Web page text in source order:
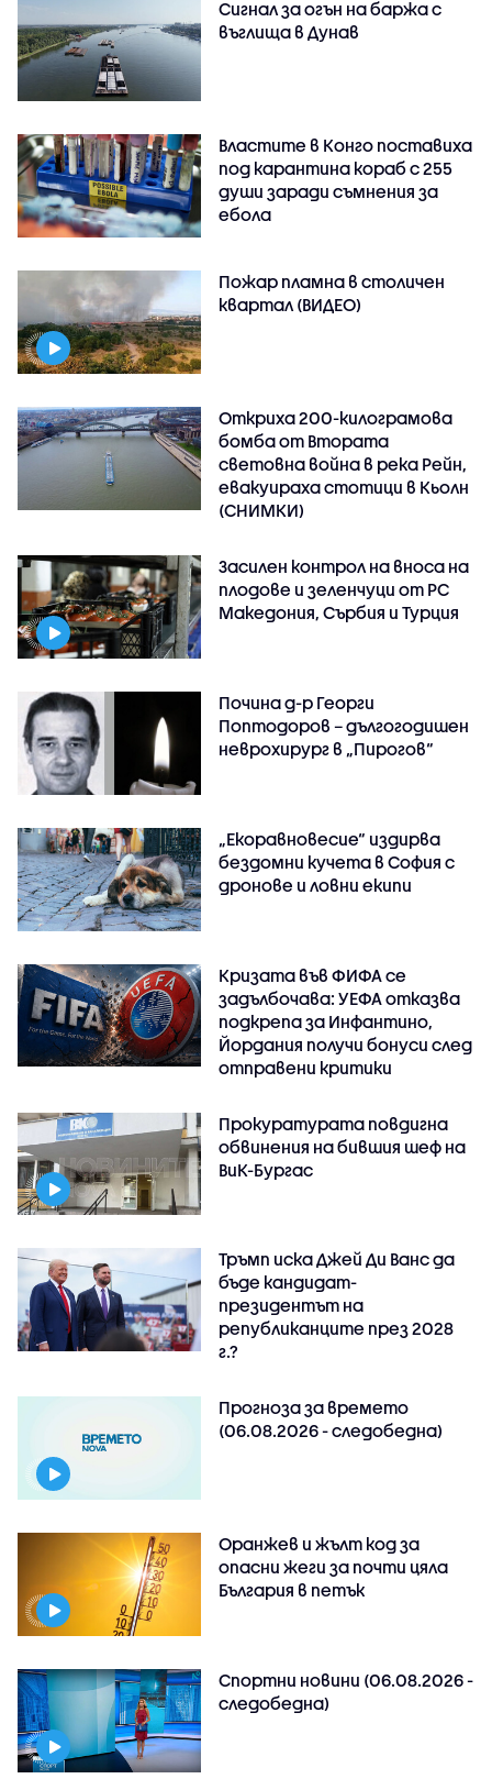
Сигнал за огън на баржа с
въглища в Дунав
Властите в Конго поставиха
под карантина кораб с 255
души заради съмнения за
ебола
Пожар пламна в столичен
квартал (ВИДЕО)
Откриха 200-килограмова
бомба от Втората
световна война в река Рейн,
евакуираха стотици в Кьолн
(СНИМКИ)
Засилен контрол на вноса на
плодове и зеленчуци от РС
Македония, Сърбия и Турция
Почина д-р Георги
Поптодоров – дългогодишен
неврохирург в „Пирогов“
„Екоравновесие“ издирва
бездомни кучета в София с
дронове и ловни екипи
Кризата във ФИФА се
задълбочава: УЕФА отказва
подкрепа за Инфантино,
Йордания получи бонуси след
отправени критики
Прокуратурата повдигна
обвинения на бившия шеф на
ВиК-Бургас
Тръмп иска Джей Ди Ванс да
бъде кандидат-
президентът на
републиканците през 2028
г.?
Прогноза за времето
(06.08.2026 - следобедна)
Оранжев и жълт код за
опасни жеги за почти цяла
България в петък
Спортни новини (06.08.2026 -
следобедна)